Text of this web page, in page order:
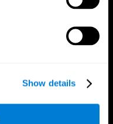
Show details